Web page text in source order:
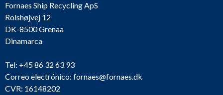
Fornaes Ship Recycling ApS
Rolshøjvej 12
DK-8500 Grenaa
Dinamarca
Tel: +45 86 32 63 93
Correo electrónico: fornaes@fornaes.dk
CVR: 16148202